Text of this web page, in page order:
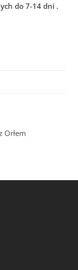
do 7-14 dni .
Orłem